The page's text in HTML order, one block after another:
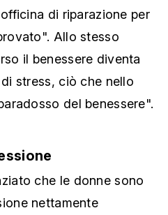
di riparazione per
Allo stesso
il benessere diventa
stress, ciò che nello
del benessere".
che le donne sono
nettamente